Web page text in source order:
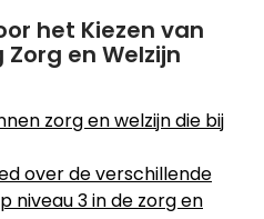
het Kiezen van
Zorg en Welzijn
zorg en welzijn die bij
over de verschillende
niveau 3 in de zorg en